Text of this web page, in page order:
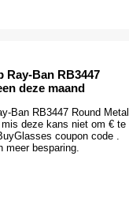
Ray-Ban RB3447
deze maand
Ban RB3447 Round Metal
deze kans niet om € te
coupon code .
meer besparing.